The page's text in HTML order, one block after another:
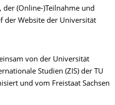
(Online-)Teilnahme und
der Website der Universität
von der Universität
Studien (ZIS) der TU
und vom Freistaat Sachsen